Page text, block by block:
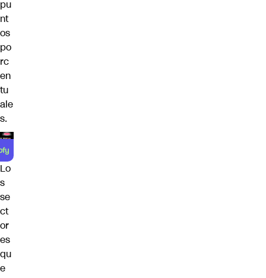
pu
nt
os
po
rc
en
tu
ale
s.
Lo
s
se
ct
or
es
qu
e